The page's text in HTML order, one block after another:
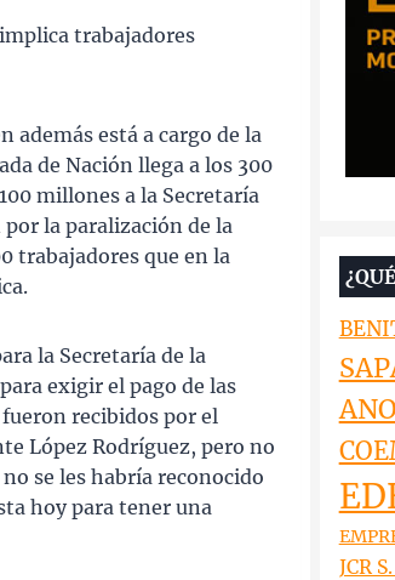
trabajadores
además está a cargo de la
de Nación llega a los 300
millones a la Secretaría
la paralización de la
trabajadores que en la
la Secretaría de la
exigir el pago de las
recibidos por el
López Rodríguez, pero no
se les habría reconocido
hoy para tener una
JCR